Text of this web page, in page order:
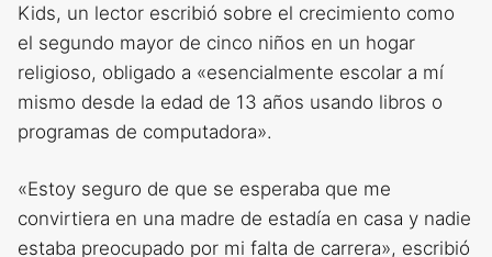
Kids, un lector escribió sobre el crecimiento como
el segundo mayor de cinco niños en un hogar
religioso, obligado a «esencialmente escolar a mí
mismo desde la edad de 13 años usando libros o
programas de computadora».
«Estoy seguro de que se esperaba que me
convirtiera en una madre de estadía en casa y nadie
estaba preocupado por mi falta de carrera», escribió